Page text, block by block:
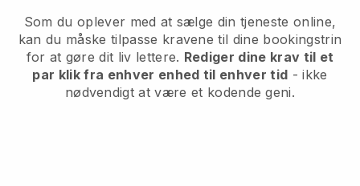
Som du oplever med at sælge din tjeneste online,
kan du måske tilpasse kravene til dine bookingstrin
for at gøre dit liv lettere. Rediger dine krav til et
par klik fra enhver enhed til enhver tid - ikke
nødvendigt at være et kodende geni.